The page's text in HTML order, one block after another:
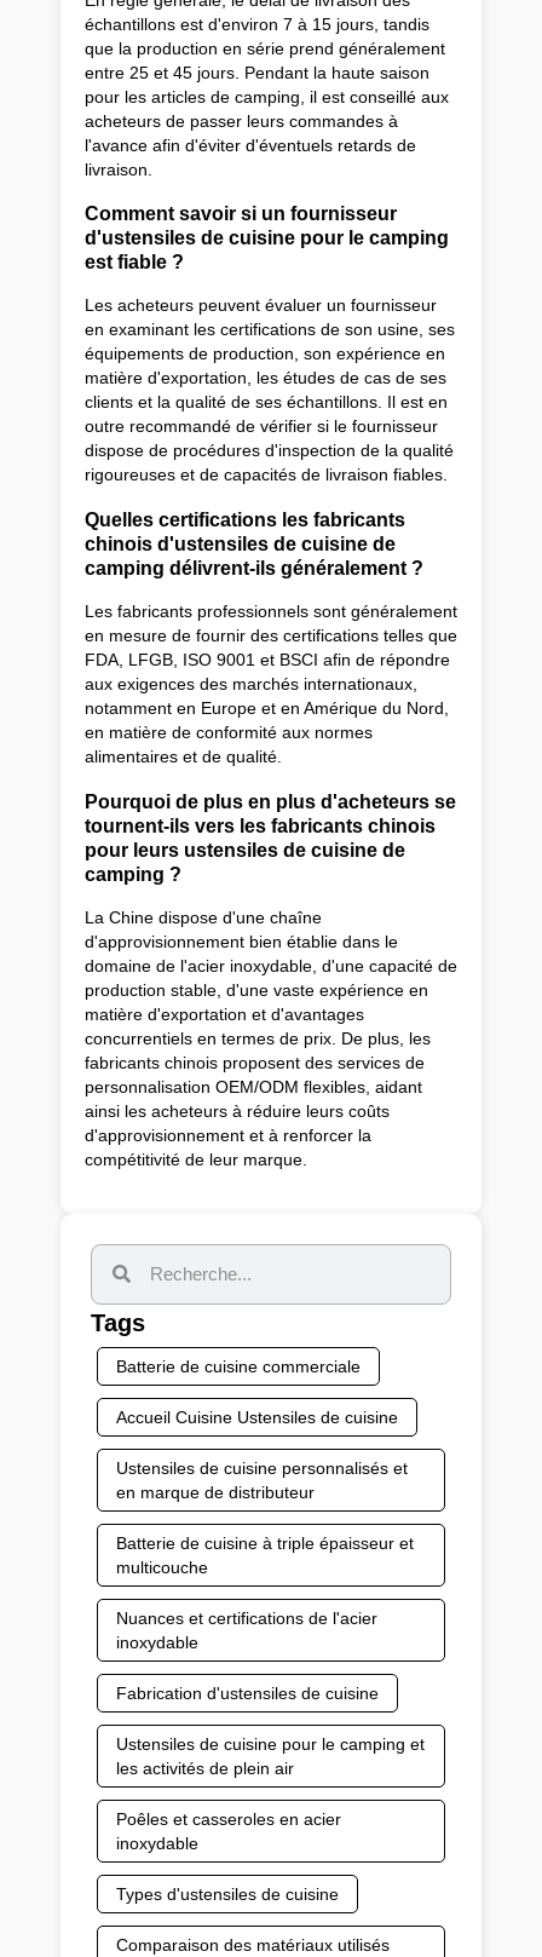
échantillons est d'environ 7 à 15 jours, tandis
que la production en série prend généralement
entre 25 et 45 jours. Pendant la haute saison
pour les articles de camping, il est conseillé aux
acheteurs de passer leurs commandes à
l'avance afin d'éviter d'éventuels retards de
livraison.
Comment savoir si un fournisseur
d'ustensiles de cuisine pour le camping
est fiable ?
Les acheteurs peuvent évaluer un fournisseur
en examinant les certifications de son usine, ses
équipements de production, son expérience en
matière d'exportation, les études de cas de ses
clients et la qualité de ses échantillons. Il est en
outre recommandé de vérifier si le fournisseur
dispose de procédures d'inspection de la qualité
rigoureuses et de capacités de livraison fiables.
Quelles certifications les fabricants
chinois d'ustensiles de cuisine de
camping délivrent-ils généralement ?
Les fabricants professionnels sont généralement
en mesure de fournir des certifications telles que
FDA, LFGB, ISO 9001 et BSCI afin de répondre
aux exigences des marchés internationaux,
notamment en Europe et en Amérique du Nord,
en matière de conformité aux normes
alimentaires et de qualité.
Pourquoi de plus en plus d'acheteurs se
tournent-ils vers les fabricants chinois
pour leurs ustensiles de cuisine de
camping ?
La Chine dispose d'une chaîne
d'approvisionnement bien établie dans le
domaine de l'acier inoxydable, d'une capacité de
production stable, d'une vaste expérience en
matière d'exportation et d'avantages
concurrentiels en termes de prix. De plus, les
fabricants chinois proposent des services de
personnalisation OEM/ODM flexibles, aidant
ainsi les acheteurs à réduire leurs coûts
d'approvisionnement et à renforcer la
compétitivité de leur marque.
Tags
Batterie de cuisine commerciale
Accueil Cuisine Ustensiles de cuisine
Ustensiles de cuisine personnalisés et
en marque de distributeur
Batterie de cuisine à triple épaisseur et
multicouche
Nuances et certifications de l'acier
inoxydable
Fabrication d'ustensiles de cuisine
Ustensiles de cuisine pour le camping et
les activités de plein air
Poêles et casseroles en acier
inoxydable
Types d'ustensiles de cuisine
Comparaison des matériaux utilisés